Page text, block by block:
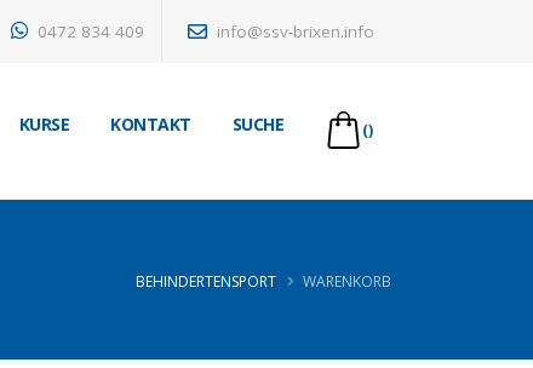
0472 834 409 info@ssv-brixen.info
KURSE KONTAKT SUCHE ()
BEHINDERTENSPORT WARENKORB